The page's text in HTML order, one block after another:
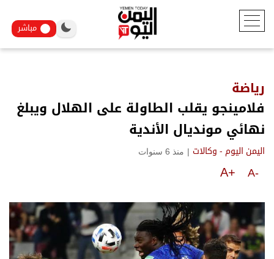
مباشر
رياضة
فلامينجو يقلب الطاولة على الهلال ويبلغ
نهائي مونديال الأندية
اليمن اليوم - وكالات | منذ 6 سنوات
A-
A+